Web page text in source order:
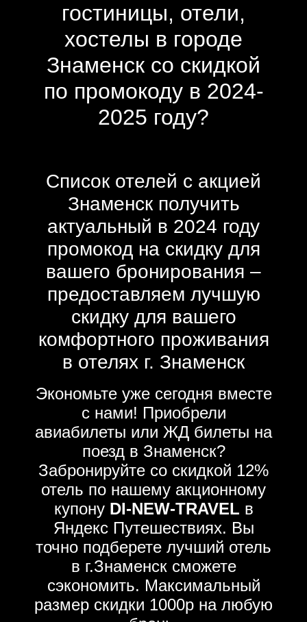
гостиницы, отели,
хостелы в городе
Знаменск со скидкой
по промокоду в 2024-
2025 году?
Список отелей с акцией
Знаменск получить
актуальный в 2024 году
промокод на скидку для
вашего бронирования –
предоставляем лучшую
скидку для вашего
комфортного проживания
в отелях г. Знаменск
Экономьте уже сегодня вместе
с нами! Приобрели
авиабилеты или ЖД билеты на
поезд в Знаменск?
Забронируйте со скидкой 12%
отель по нашему акционному
купону DI-NEW-TRAVEL в
Яндекс Путешествиях. Вы
точно подберете лучший отель
в г.Знаменск сможете
сэкономить. Максимальный
размер скидки 1000р на любую